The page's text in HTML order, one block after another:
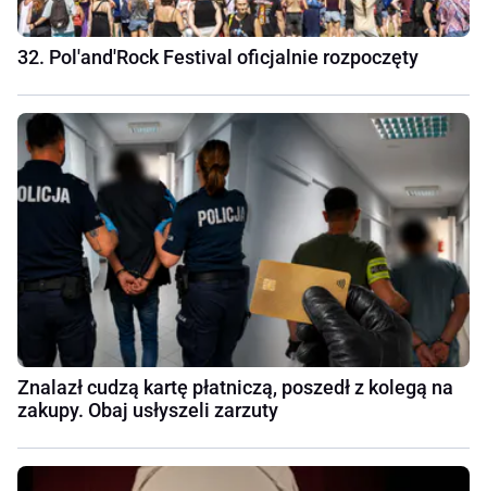
32. Pol'and'Rock Festival oficjalnie rozpoczęty
Znalazł cudzą kartę płatniczą, poszedł z kolegą na
zakupy. Obaj usłyszeli zarzuty